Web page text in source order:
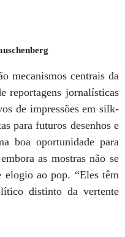
mecanismos centrais da
reportagens jornalísticas
de impressões em silk-
para futuros desenhos e
boa oportunidade para
as mostras não se
elogio ao pop. “Eles têm
distinto da vertente